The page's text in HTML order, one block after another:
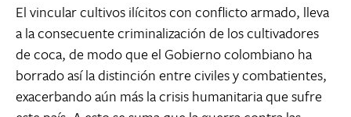
El vincular cultivos ilícitos con conflicto armado, lleva
a la consecuente criminalización de los cultivadores
de coca, de modo que el Gobierno colombiano ha
borrado así la distinción entre civiles y combatientes,
exacerbando aún más la crisis humanitaria que sufre